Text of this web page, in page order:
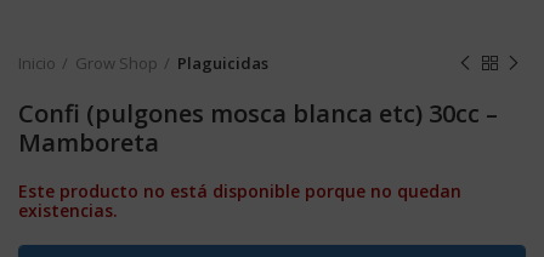
Inicio Grow Shop Plaguicidas
Confi (pulgones mosca blanca etc) 30cc –
Mamboreta
Este producto no está disponible porque no quedan
existencias.